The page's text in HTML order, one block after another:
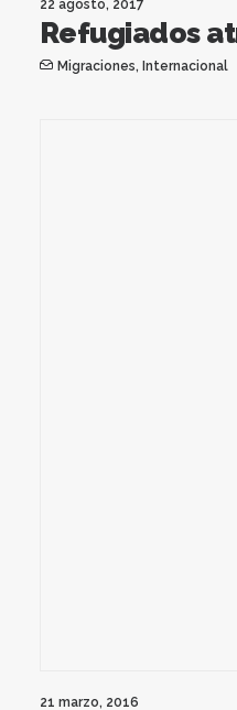
22 agosto, 2017
Refugiados
Migraciones, Internacional
21 marzo, 2016